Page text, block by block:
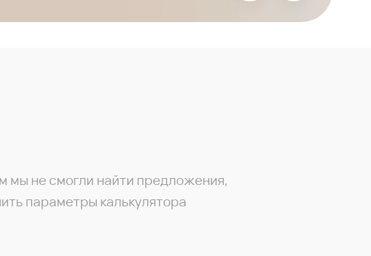
мы не смогли найти предложения,
параметры калькулятора